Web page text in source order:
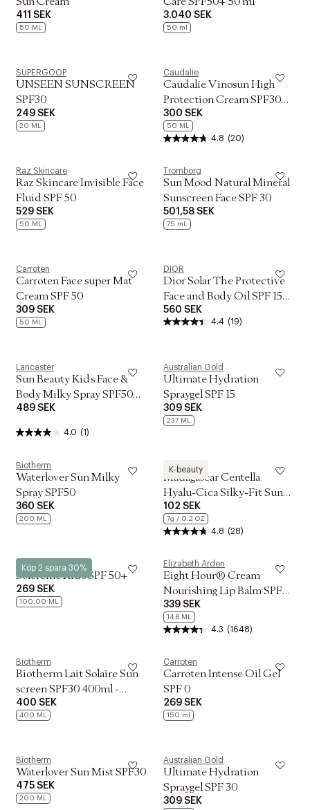
411 SEK
50 ML
3.040 SEK
50 ml
SUPERGOOP
UNSEEN SUNSCREEN
SPF30
249 SEK
20 ML
Caudalie
Caudalíe Vinosun High
Protection Cream SPF30
50 ml
300 SEK
50 ML
4.8 (20)
Raz Skincare
Raz Skincare Invisible Face
Fluid SPF 50
529 SEK
50 ML
Tromborg
Sun Mood Natural Mineral
Sunscreen Face SPF 30
501,58 SEK
75 ml.
Carroten
Carroten Face super Mat
Cream SPF 50
309 SEK
50 ML
DIOR
Dior Solar The Protective
Face and Body Oil SPF 15
Sunscreen Oil
560 SEK
4.4 (19)
Lancaster
Sun Beauty Kids Face &
Body Milky Spray SPF50+
150 ml
489 SEK
4.0 (1)
Australian Gold
Ultimate Hydration
Spraygel SPF 15
309 SEK
237 ML
Biotherm
Waterlover Sun Milky
Spray SPF50
360 SEK
200 ML
K-beauty
SKIN1004
Madagascar Centella
Hyalu-Cica Silky-Fit Sun
Stick SPF50+ PA++++
102 SEK
7g / 0.2 OZ
4.8 (28)
Köp 2 spara 30%
P20
Solcreme Kids SPF 50+
269 SEK
100.00 ML
Elizabeth Arden
Eight Hour® Cream
Nourishing Lip Balm SPF
20
339 SEK
14.8 ML
4.3 (1648)
Biotherm
Biotherm Lait Solaire Sun
screen SPF30 400ml -
vandfast
400 SEK
400 ML
Carroten
Carroten Intense Oil Gel
SPF 0
269 SEK
150 ml
Biotherm
Waterlover Sun Mist SPF30
475 SEK
200 ML
Australian Gold
Ultimate Hydration
Spraygel SPF 30
309 SEK